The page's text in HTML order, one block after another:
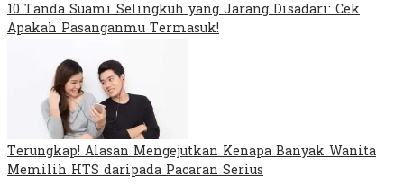
10 Tanda Suami Selingkuh yang Jarang Disadari: Cek
Apakah Pasanganmu Termasuk!
Terungkap! Alasan Mengejutkan Kenapa Banyak Wanita
Memilih HTS daripada Pacaran Serius